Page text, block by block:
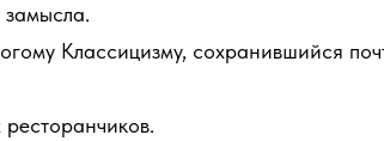
замысла.
Классицизму, сохранившийся